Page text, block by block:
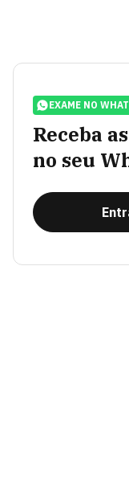
EXAME NO
Receba
no seu